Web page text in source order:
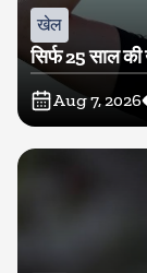
खेल
सिर्फ 25 साल
Aug 7, 2026